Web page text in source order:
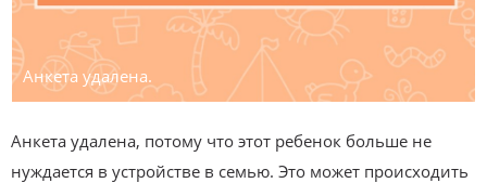
Анкета удалена.
Анкета удалена, потому что этот ребенок больше не
нуждается в устройстве в семью. Это может происходить